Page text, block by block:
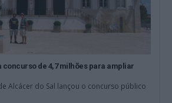
concurso de 4,7 milhões para ampliar
Alcácer do Sal lançou o concurso público